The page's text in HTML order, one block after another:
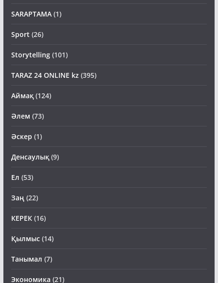
SARAPTAMA(1)
Sport (26)
Storytelling(101)
TARAZ 24 ONLINE kz(395)
Аймақ(124)
Әлем (73)
Әскер (1)
Денсаулық(9)
Ел (53)
Заң(22)
КЕРЕК(16)
Қылмыс(14)
Танымал (7)
Экономика (21)